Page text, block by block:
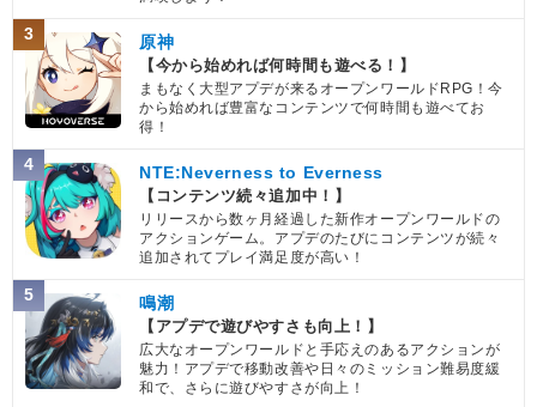
3 原神
【今から始めれば何時間も遊べる！】
まもなく大型アプデが来るオープンワールドRPG！今
から始めれば豊富なコンテンツで何時間も遊べてお
得！
4 NTE:Neverness to Everness
【コンテンツ続々追加中！】
リリースから数ヶ月経過した新作オープンワールドの
アクションゲーム。アプデのたびにコンテンツが続々
追加されてプレイ満足度が高い！
5 鳴潮
【アプデで遊びやすさも向上！】
広大なオープンワールドと手応えのあるアクションが
魅力！アプデで移動改善や日々のミッション難易度緩
和で、さらに遊びやすさが向上！